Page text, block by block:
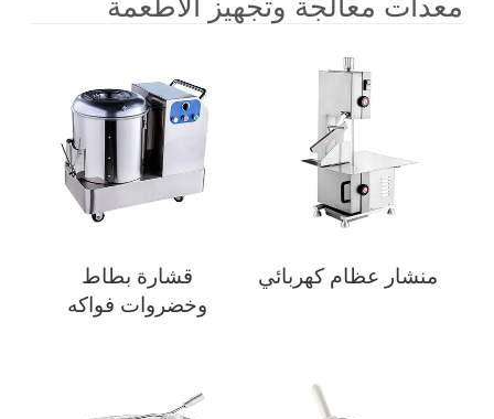
معدات معالجة وتجهيز الأطعمة
منشار عظام كهربائي
قشارة بطاط
وخضروات فواكه